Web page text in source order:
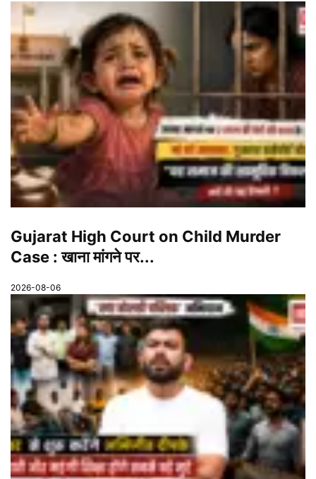
Gujarat High Court on Child Murder
Case : खाना मांगने पर...
2026-08-06